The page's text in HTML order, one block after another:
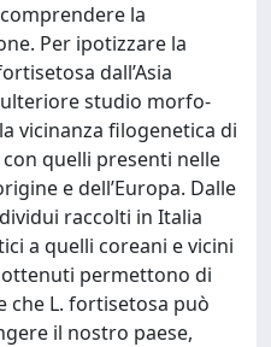
la
Per ipotizzare la
dall’Asia
ulteriore studio morfo-
vicinanza filogenetica di
quelli presenti nelle
e dell’Europa. Dalle
raccolti in Italia
a quelli coreani e vicini
permettono di
che L. fortisetosa può
il nostro paese,